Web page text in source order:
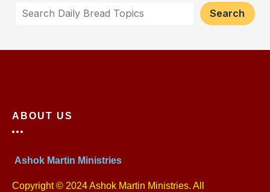
Search
ABOUT US
Ashok Martin Ministries
Copyright © 2024 Ashok Martin Ministries. All